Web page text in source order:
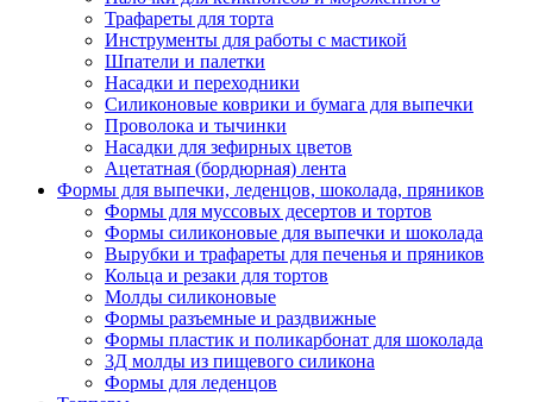
Трафареты для торта
Инструменты для работы с мастикой
Шпатели и палетки
Насадки и переходники
Силиконовые коврики и бумага для выпечки
Проволока и тычинки
Насадки для зефирных цветов
Ацетатная (бордюрная) лента
Формы для выпечки, леденцов, шоколада, пряников
Формы для муссовых десертов и тортов
Формы силиконовые для выпечки и шоколада
Вырубки и трафареты для печенья и пряников
Кольца и резаки для тортов
Молды силиконовые
Формы разъемные и раздвижные
Формы пластик и поликарбонат для шоколада
3Д молды из пищевого силикона
Формы для леденцов